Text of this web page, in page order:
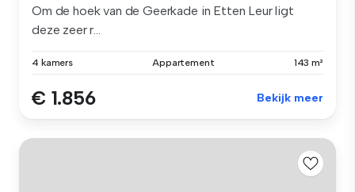
Om de hoek van de Geerkade in Etten Leur ligt
deze zeer r...
4 kamers Appartement 143 m²
€ 1.856 Bekijk meer